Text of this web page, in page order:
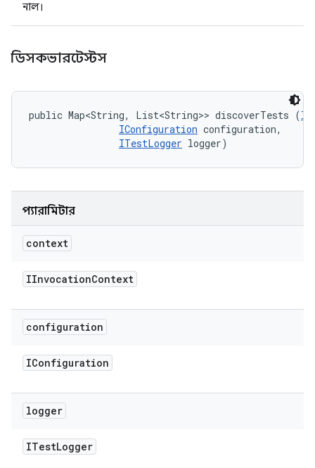
নাল।
ডিসকভারটেস্টস
public Map<String, List<String>> discoverTests (
IConfiguration configuration,
ITestLogger logger)
প্যারামিটার
context
IInvocationContext
configuration
IConfiguration
logger
ITestLogger